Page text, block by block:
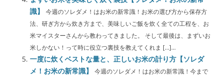
識】
今週のソレダメ！はお米の新常識！お米の選び方から保存方
法、研ぎ方から炊き方まで、美味しいご飯を炊く全ての工程を、お
米マイスターさんから教わってきました。 そして最後は、まずいお
米しかない！って時に役立つ裏技を教えてくれま […]...
一度に炊くベストな量と、正しいお米の計り方【ソレダ
メ！お米の新常識】
今週のソレダメ！はお米の新常識！今まで